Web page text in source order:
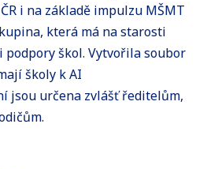
AI jako
a pomocník pro
MŠ
AI jako
i na základě impulzu MŠMT
která má na starosti
podpory škol. Vytvořila soubor
školy k AI
jsou určena zvlášť ředitelům,